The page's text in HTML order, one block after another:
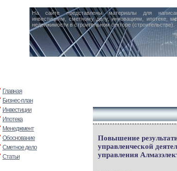
На сайте представлены материалы для
инвестициям, сметному делу, инновациям, ипотеке,
недвижимости в строительном секторе (строительстве).
Главная
Бизнес-план
Инвестиции
Ипотека
Менеджмент
Обоснование
Сметное дело
Статьи
Повышение
управленческой
управления